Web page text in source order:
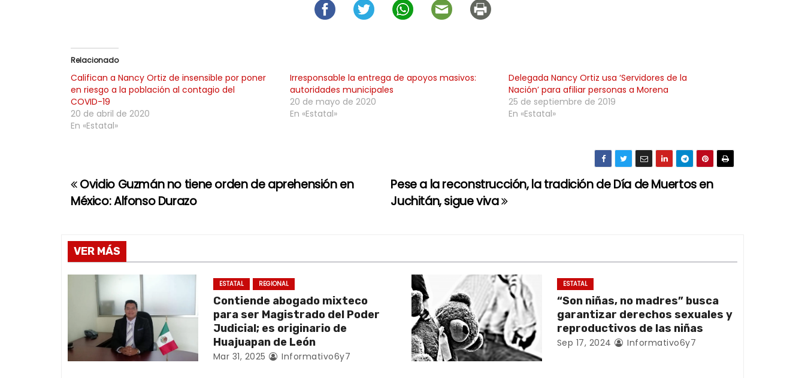
Relacionado
Califican a Nancy Ortiz de insensible por poner
en riesgo a la población al contagio del
COVID-19
20 de abril de 2020
En «Estatal»
Irresponsable la entrega de apoyos masivos:
autoridades municipales
20 de mayo de 2020
En «Estatal»
Delegada Nancy Ortiz usa ‘Servidores de la
Nación’ para afiliar personas a Morena
25 de septiembre de 2019
En «Estatal»
N
v
e
c
i
Pese a la reconstrucción, la tradición de Día de Muertos en
Juchitán, sigue viva
Ovidio Guzmán no tiene orden de aprehensión en
México: Alfonso Durazo
VER MÁS
ESTATAL REGIONAL
Contiende abogado mixteco
para ser Magistrado del Poder
Judicial; es originario de
Huajuapan de León
Mar 31, 2025 Informativo6y7
ESTATAL
“Son niñas, no madres” busca
garantizar derechos sexuales y
reproductivos de las niñas
Sep 17, 2024 Informativo6y7